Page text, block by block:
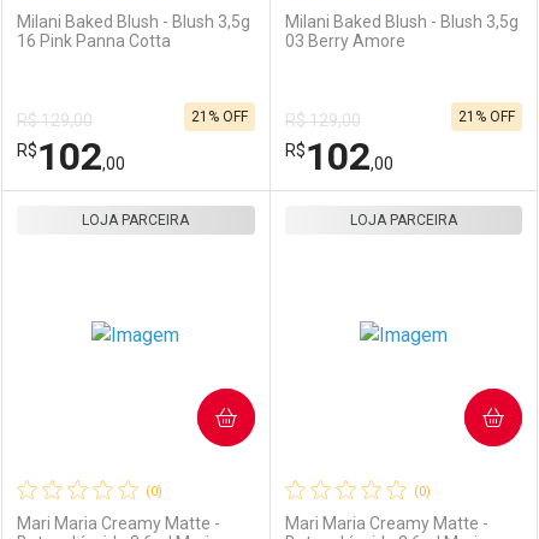
Comprar sem Desconto
Por R$ 98,00/cada
Comprar sem Desconto
Por R$ 98,00/cada
Comprar sem Desconto
Por R$ 100,00/cada
Comprar sem Desconto
Por R$ 100,00/cada
Milani Baked Blush - Blush 3,5g
16 Pink Panna Cotta
R$ 129,00
R$102,00
21% OFF
Milani Baked Blush - Blush 3,5g
03 Berry Amore
R$ 129,00
R$102,00
21% OFF
(0)
Mari Maria Creamy Matte -
LOJA PARCEIRA
COMPRAR
(0)
Mari Maria Creamy Matte -
LOJA PARCEIRA
COMPRAR